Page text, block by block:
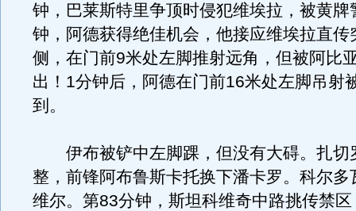
钟，巴莱斯特里争顶时侵犯维埃拉，被黄牌
钟，阿德获得绝佳机会，他接应维埃拉直传
侧，在门前9米处左脚推射远角，但被阿比
出！1分钟后，阿德在门前16米处左脚吊射
到。
伊布被铲中左脚踝，但没有大碍。扎切
整，前锋阿布鲁斯卡托换下潘卡罗。科尔多
维尔。第83分钟，斯坦科维奇中路挑传禁